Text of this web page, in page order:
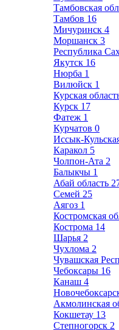
Тамбовская
Тамбов 16
Мичуринск 4
Моршанск 3
Республика
Якутск 16
Нюрба 1
Вилюйск 1
Курская
Курск 17
Фатеж 1
Курчатов 0
Иссык-
Каракол 5
Чолпон-Ата 2
Балыкчы 1
Абай область
Семей 25
Аягоз 1
Костромская
Кострома 14
Шарья 2
Чухлома 2
Чувашская
Чебоксары 16
Канаш 4
Акмолинская
Кокшетау 13
Степногорск 2